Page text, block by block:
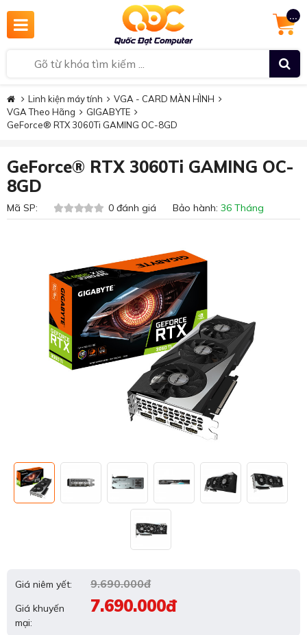
...
Linh kiện máy tính
VGA - CARD MÀN HÌNH
VGA Theo Hãng
GIGABYTE
GeForce® RTX 3060Ti GAMING OC-8GD
GeForce® RTX 3060Ti GAMING OC-
8GD
Mã SP: 0 đánh giá Bảo hành: 36 Tháng
Giá niêm yết: 9.690.000đ
Giá khuyến
mại:
7.690.000đ